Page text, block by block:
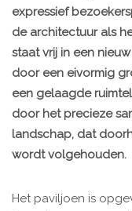
expressief
de architectuur als
staat vrij in een
door een eivormig
een gelaagde
door het precieze
landschap, dat
wordt volgehouden.
Het paviljoen is